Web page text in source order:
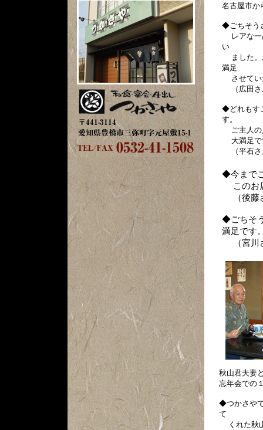
名古屋市か
◆ごちそう
レアな一
い
ました。
満足
させてい
（広田さ
◆どれもす
す。
ご主人の
大満足で
（平石さ
◆今まで
このお
（後藤
◆ごちそ
満足です
（宮川
秋山君夫妻
忘年会での
◆つかさや
て
くれた秋